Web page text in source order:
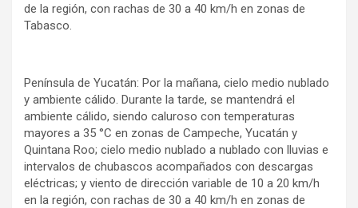
de la región, con rachas de 30 a 40 km/h en zonas de
Tabasco.
Península de Yucatán: Por la mañana, cielo medio nublado
y ambiente cálido. Durante la tarde, se mantendrá el
ambiente cálido, siendo caluroso con temperaturas
mayores a 35 °C en zonas de Campeche, Yucatán y
Quintana Roo; cielo medio nublado a nublado con lluvias e
intervalos de chubascos acompañados con descargas
eléctricas; y viento de dirección variable de 10 a 20 km/h
en la región, con rachas de 30 a 40 km/h en zonas de